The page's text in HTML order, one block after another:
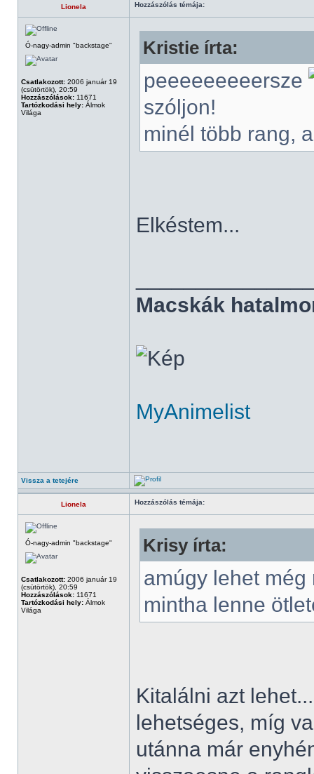
Lionela Hozzászólás témája:
Ó-nagy-admin "backstage"
Csatlakozott: 2006 január 19
(csütörtök), 20:59
Hozzászólások: 11671
Tartózkodási hely: Álmok
Világa
Kristie írta:
peeeeeeeeersze
szóljon!
minél több rang,
Elkéstem...
Macskák
MyAnimelist
Vissza a tetejére
Lionela Hozzászólás témája:
Ó-nagy-admin "backstage"
Csatlakozott: 2006 január 19
(csütörtök), 20:59
Hozzászólások: 11671
Tartózkodási hely: Álmok
Világa
Krisy írta:
amúgy lehet
mintha lenne
Kitalálni azt
lehetséges, míg
utánna már